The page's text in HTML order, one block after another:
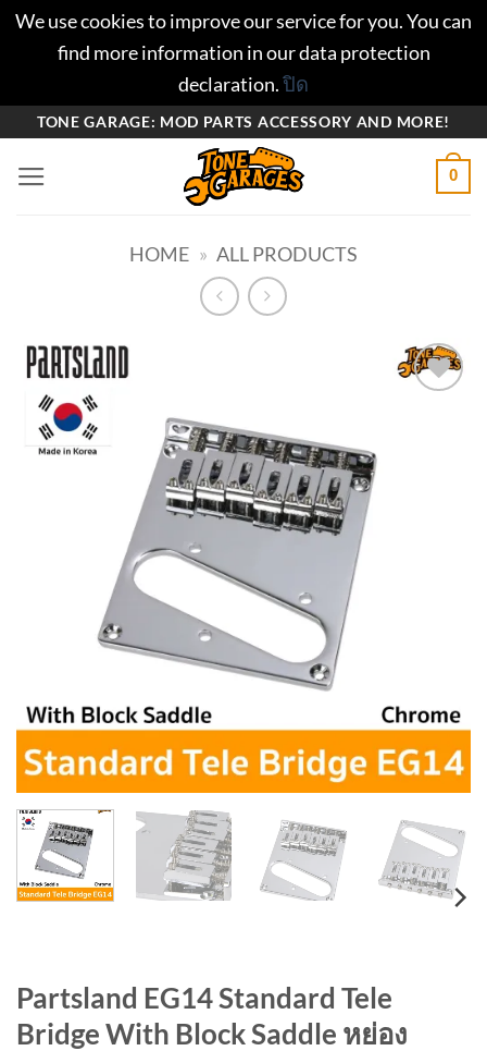
We use cookies to improve our service for you. You can
find more information in our data protection
declaration.ปิด
ยัง
TONE GARAGE: MOD PARTS ACCESSORY AND MORE!
0
HOME » ALL PRODUCTS
Partsland EG14 Standard Tele
Bridge With Block Saddle หย่อง